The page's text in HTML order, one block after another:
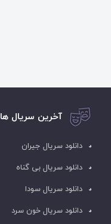
آخرین سریال ها
دانلود سریال جیران
دانلود سریال بی گناه
دانلود سریال سودا
دانلود سریال خون سرد